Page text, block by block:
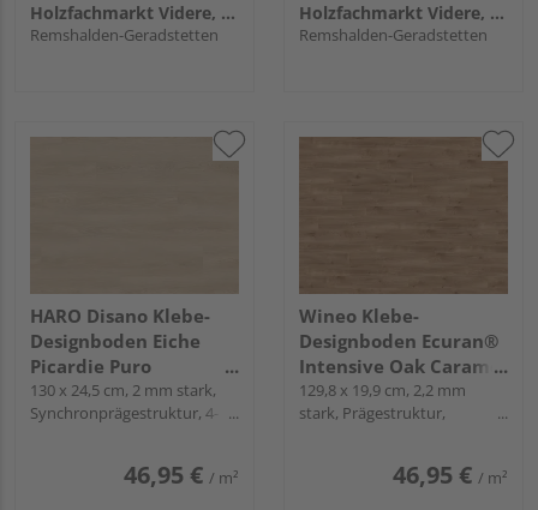
Holzfachmarkt Videre, Remshalden
Remshalden-Geradstetten
Holzfachmarkt Videre, Remshalden
Remshalden-Geradstetten
HARO Disano Klebe-
Designboden Eiche
Picardie Puro
Landhausdiele -
Project
130 x 24,5 cm, 2 mm stark,
Synchronprägestruktur, 4-
46,95 € / m²
Wineo Klebe-
Designboden Ecuran®
Intensive Oak Caramel
Landhausdiele - wineo
1000 wood L
129,8 x 19,9 cm, 2,2 mm
stark, Prägestruktur,
46,95 € / m²